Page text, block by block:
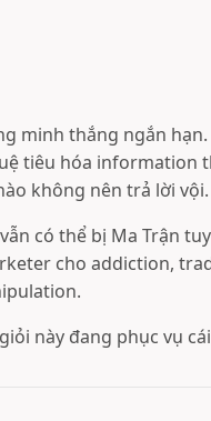
minh thắng ngắn
tiêu hóa information
không nên trả lời vội.
có thể bị Ma Trận
cho addiction,
này đang phục vụ cái